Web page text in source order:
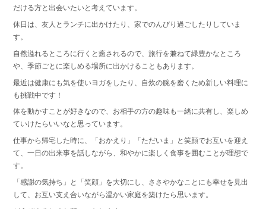
だける方と出会いたいと考えています。
休日は、友人とランチに出かけたり、家でのんびり過ごしたりしていま
す。
自然溢れるところに行くと癒されるので、旅行を兼ねて緑豊かなところ
や、季節ごとに楽しめる場所に出かけることもあります。
最近は健康にも気を使いヨガをしたり、自炊の腕を磨くため新しい料理に
も挑戦中です！
体を動かすことが好きなので、お相手の方の趣味も一緒に共有し、楽しめ
ていけたらいいなと思っています。
仕事から帰宅した時に、「おかえり」「ただいま」と笑顔でお互いを迎え
て、一日の出来事を話しながら、和やかに楽しく食事を囲むことが理想で
す。
「感謝の気持ち」と「笑顔」を大切にし、ささやかなことにも幸せを見出
して、お互い支え合いながら温かい家庭を築けたら思います。